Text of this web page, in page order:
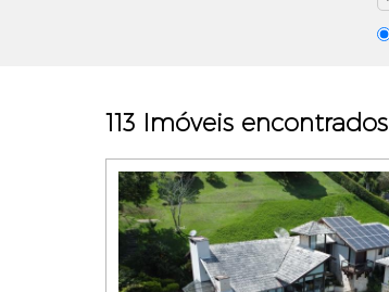
113 Imóveis encontrados